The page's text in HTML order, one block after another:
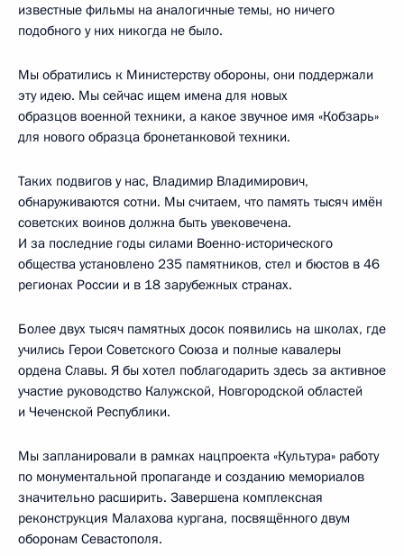
известные фильмы на аналогичные темы, но ничего
подобного у них никогда не было.
Мы обратились к Министерству обороны, они поддержали
эту идею. Мы сейчас ищем имена для новых
образцов военной техники, а какое звучное имя «Кобзарь»
для нового образца бронетанковой техники.
Таких подвигов у нас, Владимир Владимирович,
обнаруживаются сотни. Мы считаем, что память тысяч имён
советских воинов должна быть увековечена.
И за последние годы силами Военно-исторического
общества установлено 235 памятников, стел и бюстов в 46
регионах России и в 18 зарубежных странах.
Более двух тысяч памятных досок появились на школах, где
учились Герои Советского Союза и полные кавалеры
ордена Славы. Я бы хотел поблагодарить здесь за активное
участие руководство Калужской, Новгородской областей
и Чеченской Республики.
Мы запланировали в рамках нацпроекта «Культура» работу
по монументальной пропаганде и созданию мемориалов
значительно расширить. Завершена комплексная
реконструкция Малахова кургана, посвящённого двум
оборонам Севастополя.